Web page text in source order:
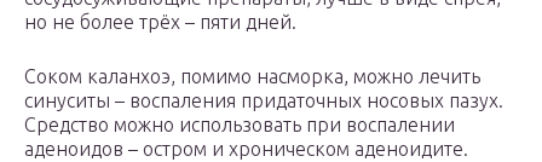
но не более трёх – пяти дней.
Соком каланхоэ, помимо насморка, можно лечить
синуситы – воспаления придаточных носовых пазух.
Средство можно использовать при воспалении
аденоидов – остром и хроническом аденоидите.